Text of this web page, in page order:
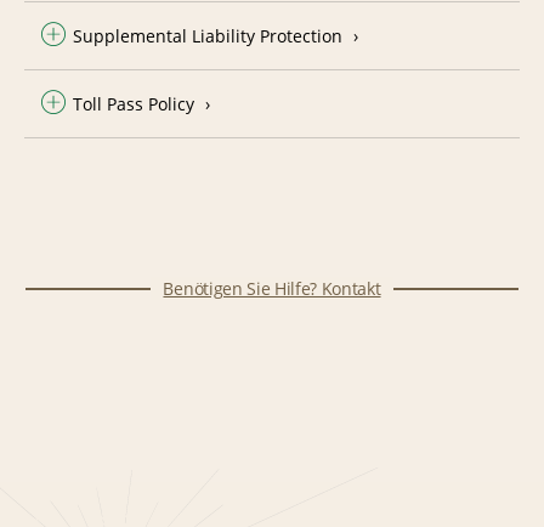
Supplemental Liability Protection
Toll Pass Policy
Benötigen Sie Hilfe? Kontakt